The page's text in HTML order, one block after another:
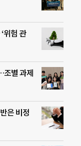
위험 관
조별 과제
은 비정